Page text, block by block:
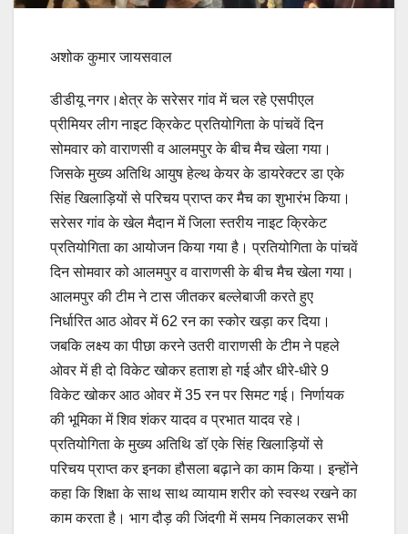
अशोक कुमार जायसवाल
डीडीयू नगर।क्षेत्र के सरेसर गांव में चल रहे एसपीएल
प्रीमियर लीग नाइट क्रिकेट प्रतियोगिता के पांचवें दिन
सोमवार को वाराणसी व आलमपुर के बीच मैच खेला गया।
जिसके मुख्य अतिथि आयुष हेल्थ केयर के डायरेक्टर डा एके
सिंह खिलाड़ियों से परिचय प्राप्त कर मैच का शुभारंभ किया।
सरेसर गांव के खेल मैदान में जिला स्तरीय नाइट क्रिकेट
प्रतियोगिता का आयोजन किया गया है। प्रतियोगिता के पांचवें
दिन सोमवार को आलमपुर व वाराणसी के बीच मैच खेला गया।
आलमपुर की टीम ने टास जीतकर बल्लेबाजी करते हुए
निर्धारित आठ ओवर में 62 रन का स्कोर खड़ा कर दिया।
जबकि लक्ष्य का पीछा करने उतरी वाराणसी के टीम ने पहले
ओवर में ही दो विकेट खोकर हताश हो गई और धीरे-धीरे 9
विकेट खोकर आठ ओवर में 35 रन पर सिमट गई। निर्णायक
की भूमिका में शिव शंकर यादव व प्रभात यादव रहे।
प्रतियोगिता के मुख्य अतिथि डॉ एके सिंह खिलाड़ियों से
परिचय प्राप्त कर इनका हौसला बढ़ाने का काम किया। इन्होंने
कहा कि शिक्षा के साथ साथ व्यायाम शरीर को स्वस्थ रखने का
काम करता है। भाग दौड़ की जिंदगी में समय निकालकर सभी